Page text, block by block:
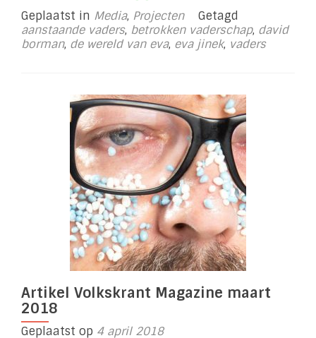
meer
overBij
Eva
Jinek
Geplaatst in Media, Projecten
Getagd
aanstaande vaders, betrokken vaderschap, david
borman, de wereld van eva, eva jinek, vaders
Artikel Volkskrant Magazine maart
2018
Geplaatst op 4 april 2018